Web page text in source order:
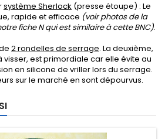
système Sherlock (presse étoupe) : Le
rapide et efficace (voir photos de la
fiche Nqui est similaire à cette BNC).
2 rondelles de serrage. La deuxième,
est primordiale car elle évite au
en silicone de vriller lors du serrage.
sur le marché en sont dépourvus.